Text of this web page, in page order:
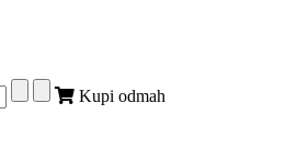
Kupi odmah